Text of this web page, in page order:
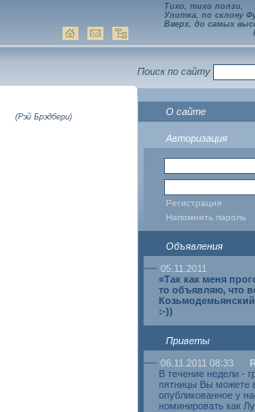
(Рэй Брэдбери)
Тихо, тихо ползи,
Улитка, по склону
Вверх, до самых
Поиск по сайту
О сайте
Авторизация
Регистрация
Напомнить пароль
Объявления
05.11.2011
«Так как меня
то объявляю, что
:-))
Приветы
06.11.2011 08:33
В течение недели -
пятницы Вы можете
опубликованное у
номинировать как